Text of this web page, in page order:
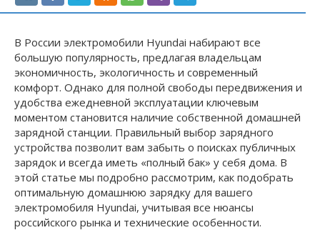
В России электромобили Hyundai набирают все
большую популярность, предлагая владельцам
экономичность, экологичность и современный
комфорт. Однако для полной свободы передвижения и
удобства ежедневной эксплуатации ключевым
моментом становится наличие собственной домашней
зарядной станции. Правильный выбор зарядного
устройства позволит вам забыть о поисках публичных
зарядок и всегда иметь «полный бак» у себя дома. В
этой статье мы подробно рассмотрим, как подобрать
оптимальную домашнюю зарядку для вашего
электромобиля Hyundai, учитывая все нюансы
российского рынка и технические особенности.